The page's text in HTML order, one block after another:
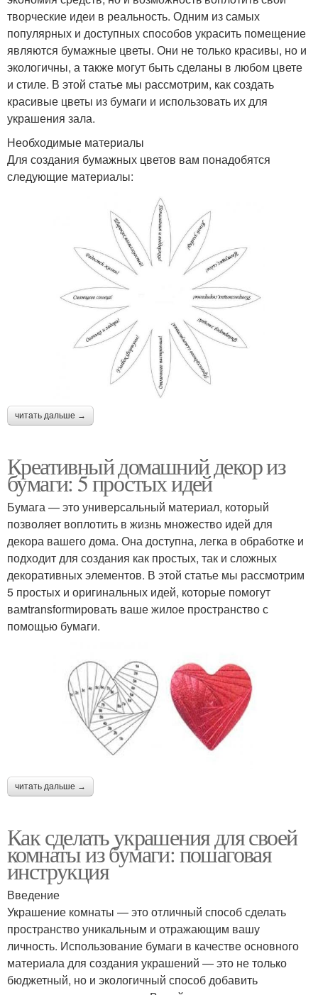
творческие идеи в реальность. Одним из самых
популярных и доступных способов украсить помещение
являются бумажные цветы. Они не только красивы, но и
экологичны, а также могут быть сделаны в любом цвете
и стиле. В этой статье мы рассмотрим, как создать
красивые цветы из бумаги и использовать их для
украшения зала.
Необходимые материалы
Для создания бумажных цветов вам понадобятся
следующие материалы:
читать дальше →
Креативный домашний декор из
бумаги: 5 простых идей
Бумага — это универсальный материал, который
позволяет воплотить в жизнь множество идей для
декора вашего дома. Она доступна, легка в обработке и
подходит для создания как простых, так и сложных
декоративных элементов. В этой статье мы рассмотрим
5 простых и оригинальных идей, которые помогут
вамtransformировать ваше жилое пространство с
помощью бумаги.
читать дальше →
Как сделать украшения для своей
комнаты из бумаги: пошаговая
инструкция
Введение
Украшение комнаты — это отличный способ сделать
пространство уникальным и отражающим вашу
личность. Использование бумаги в качестве основного
материала для создания украшений — это не только
бюджетный, но и экологичный способ добавить